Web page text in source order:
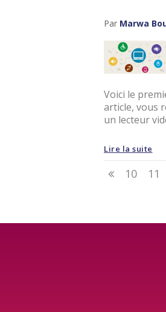
Par Marwa
Voici le
article, vous
un lecteur
Lire la suite
10 11